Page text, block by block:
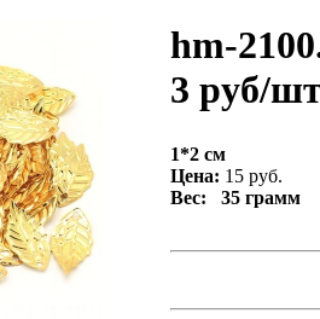
hm-
3 руб/
1*2 см
Цена: 15 руб.
Вес: 35 грамм